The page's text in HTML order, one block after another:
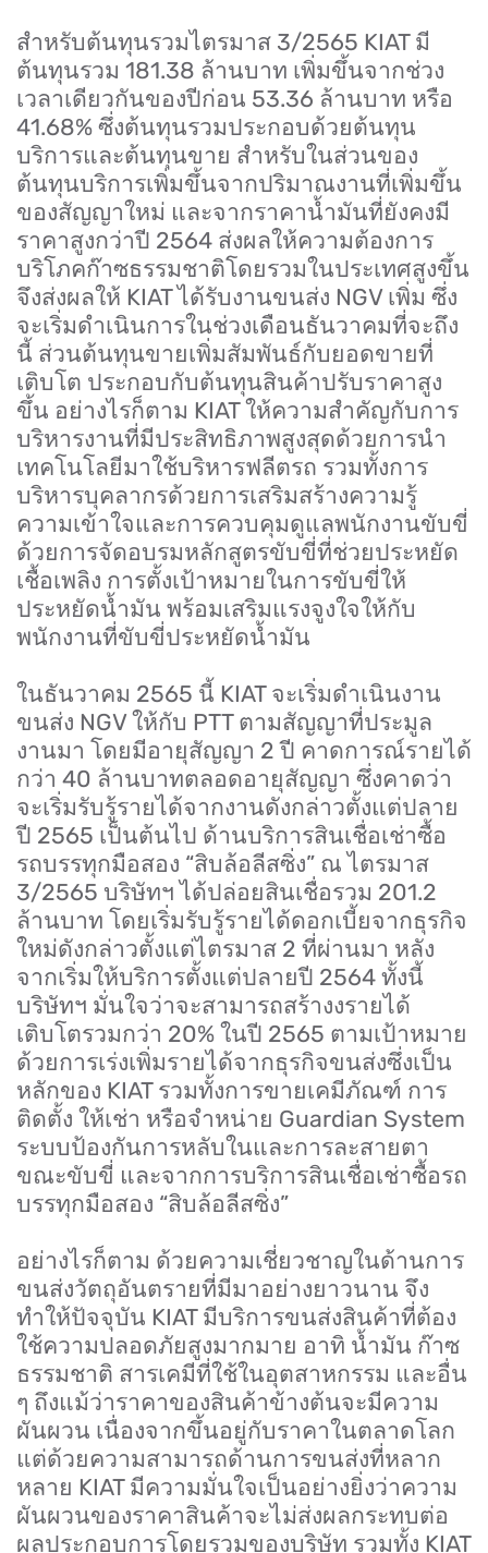
สำหรับต้นทุนรวมไตรมาส 3/2565 KIAT มี
ต้นทุนรวม 181.38 ล้านบาท เพิ่มขึ้นจากช่วง
เวลาเดียวกันของปีก่อน 53.36 ล้านบาท หรือ
41.68% ซึ่งต้นทุนรวมประกอบด้วยต้นทุน
บริการและต้นทุนขาย สำหรับในส่วนของ
ต้นทุนบริการเพิ่มขึ้นจากปริมาณงานที่เพิ่มขึ้น
ของสัญญาใหม่ และจากราคาน้ำมันที่ยังคงมี
ราคาสูงกว่าปี 2564 ส่งผลให้ความต้องการ
บริโภคก๊าซธรรมชาติโดยรวมในประเทศสูงขึ้น
จึงส่งผลให้ KIATได้รับงานขนส่ง NGV เพิ่ม ซึ่ง
จะเริ่มดำเนินการในช่วงเดือนธันวาคมที่จะถึง
นี้ ส่วนต้นทุนขายเพิ่มสัมพันธ์กับยอดขายที่
เติบโต ประกอบกับต้นทุนสินค้าปรับราคาสูง
ขึ้น อย่างไรก็ตาม KIATให้ความสำคัญกับการ
บริหารงานที่มีประสิทธิภาพสูงสุดด้วยการนำ
เทคโนโลยีมาใช้บริหารฟลีตรถ รวมทั้งการ
บริหารบุคลากรด้วยการเสริมสร้างความรู้
ความเข้าใจและการควบคุมดูแลพนักงานขับขี่
ด้วยการจัดอบรมหลักสูตรขับขี่ที่ช่วยประหยัด
เชื้อเพลิง การตั้งเป้าหมายในการขับขี่ให้
ประหยัดน้ำมัน พร้อมเสริมแรงจูงใจให้กับ
พนักงานที่ขับขี่ประหยัดน้ำมัน
ในธันวาคม 2565 นี้ KIAT จะเริ่มดำเนินงาน
ขนส่ง NGVให้กับ PTT ตามสัญญาที่ประมูล
งานมา โดยมีอายุสัญญา 2ปี คาดการณ์รายได้
กว่า 40 ล้านบาทตลอดอายุสัญญา ซึ่งคาดว่า
จะเริ่มรับรู้รายได้จากงานดังกล่าวตั้งแต่ปลาย
ปี 2565 เป็นต้นไป ด้านบริการสินเชื่อเช่าซื้อ
รถบรรทุกมือสอง “สิบล้อลีสซิ่ง” ณ ไตรมาส
3/2565 บริษัทฯ ได้ปล่อยสินเชื่อรวม 201.2
ล้านบาท โดยเริ่มรับรู้รายได้ดอกเบี้ยจากธุรกิจ
ใหม่ดังกล่าวตั้งแต่ไตรมาส 2 ที่ผ่านมา หลัง
จากเริ่มให้บริการตั้งแต่ปลายปี 2564 ทั้งนี้
บริษัทฯ มั่นใจว่าจะสามารถสร้างงรายได้
เติบโตรวมกว่า 20% ในปี 2565 ตามเป้าหมาย
ด้วยการเร่งเพิ่มรายได้จากธุรกิจขนส่งซึ่งเป็น
หลักของ KIATรวมทั้งการขายเคมีภัณฑ์ การ
ติดตั้ง ให้เช่า หรือจำหน่าย Guardian System
ระบบป้องกันการหลับในและการละสายตา
ขณะขับขี่ และจากการบริการสินเชื่อเช่าซื้อรถ
บรรทุกมือสอง “สิบล้อลีสซิ่ง”
อย่างไรก็ตาม ด้วยความเชี่ยวชาญในด้านการ
ขนส่งวัตถุอันตรายที่มีมาอย่างยาวนาน จึง
ทำให้ปัจจุบัน KIAT มีบริการขนส่งสินค้าที่ต้อง
ใช้ความปลอดภัยสูงมากมาย อาทิ น้ำมัน ก๊าซ
ธรรมชาติ สารเคมีที่ใช้ในอุตสาหกรรม และอื่น
ๆ ถึงแม้ว่าราคาของสินค้าข้างต้นจะมีความ
ผันผวน เนื่องจากขึ้นอยู่กับราคาในตลาดโลก
แต่ด้วยความสามารถด้านการขนส่งที่หลาก
หลาย KIAT มีความมั่นใจเป็นอย่างยิ่งว่าความ
ผันผวนของราคาสินค้าจะไม่ส่งผลกระทบต่อ
ผลประกอบการโดยรวมของบริษัท รวมทั้ง KIAT